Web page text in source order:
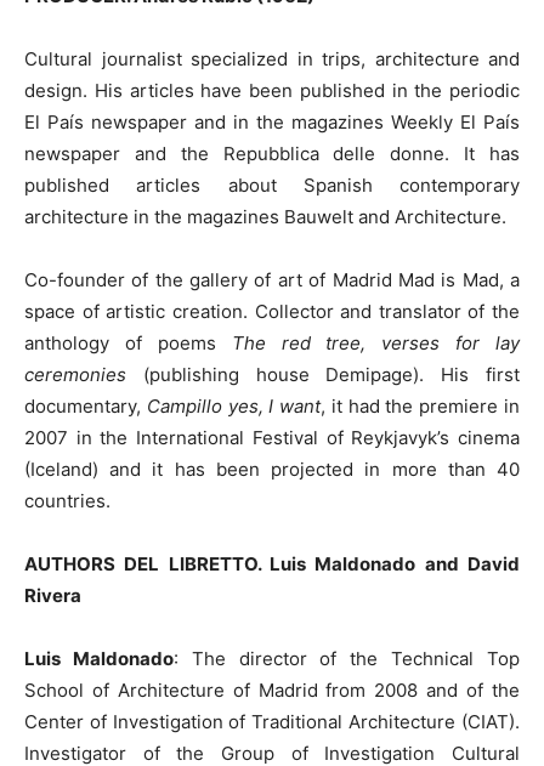
Cultural journalist specialized in trips, architecture and
design. His articles have been published in the periodic
El País newspaper and in the magazines Weekly El País
newspaper and the Repubblica delle donne. It has
published articles about Spanish contemporary
architecture in the magazines Bauwelt and Architecture.
Co-founder of the gallery of art of Madrid Mad is Mad, a
space of artistic creation. Collector and translator of the
anthology of poems The red tree, verses for lay
ceremonies (publishing house Demipage). His first
documentary, Campillo yes, I want, it had the premiere in
2007 in the International Festival of Reykjavyk’s cinema
(Iceland) and it has been projected in more than 40
countries.
AUTHORS DEL LIBRETTO. Luis Maldonado and David
Rivera
Luis Maldonado: The director of the Technical Top
School of Architecture of Madrid from 2008 and of the
Center of Investigation of Traditional Architecture (CIAT).
Investigator of the Group of Investigation Cultural